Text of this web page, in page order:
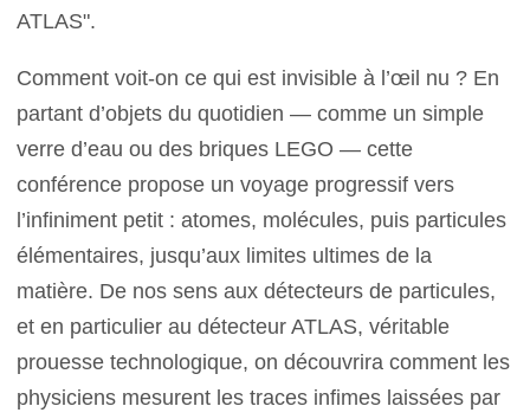
ATLAS".
Comment voit-on ce qui est invisible à l’œil nu ? En
partant d’objets du quotidien — comme un simple
verre d’eau ou des briques LEGO — cette
conférence propose un voyage progressif vers
l’infiniment petit : atomes, molécules, puis particules
élémentaires, jusqu’aux limites ultimes de la
matière. De nos sens aux détecteurs de particules,
et en particulier au détecteur ATLAS, véritable
prouesse technologique, on découvrira comment les
physiciens mesurent les traces infimes laissées par